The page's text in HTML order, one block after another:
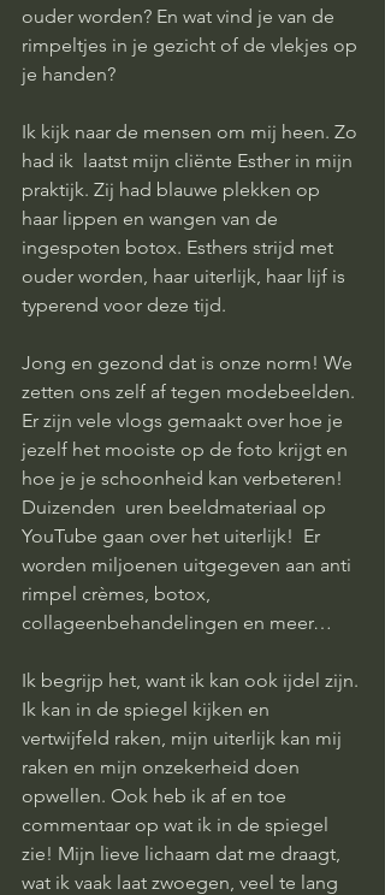
ouder worden? En wat vind je van de
rimpeltjes in je gezicht of de vlekjes op
je handen?
Ik kijk naar de mensen om mij heen. Zo
had ik  laatst mijn cliënte Esther in mijn
praktijk. Zij had blauwe plekken op
haar lippen en wangen van de
ingespoten botox. Esthers strijd met
ouder worden, haar uiterlijk, haar lijf is
typerend voor deze tijd.
Jong en gezond dat is onze norm! We
zetten ons zelf af tegen modebeelden.
Er zijn vele vlogs gemaakt over hoe je
jezelf het mooiste op de foto krijgt en
hoe je je schoonheid kan verbeteren!
Duizenden  uren beeldmateriaal op
YouTube gaan over het uiterlijk!  Er
worden miljoenen uitgegeven aan anti
rimpel crèmes, botox,
collageenbehandelingen en meer…
Ik begrijp het, want ik kan ook ijdel zijn.
Ik kan in de spiegel kijken en
vertwijfeld raken, mijn uiterlijk kan mij
raken en mijn onzekerheid doen
opwellen. Ook heb ik af en toe
commentaar op wat ik in de spiegel
zie! Mijn lieve lichaam dat me draagt,
wat ik vaak laat zwoegen, veel te lang